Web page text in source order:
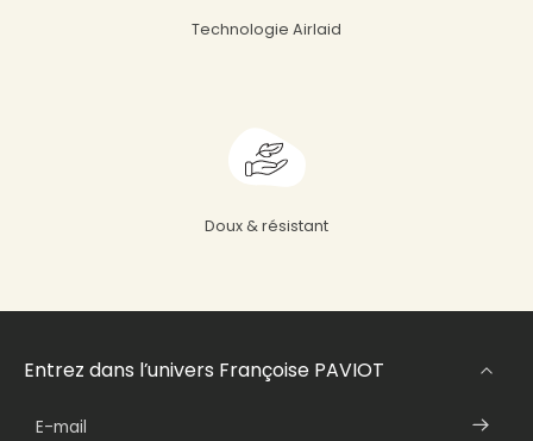
Technologie Airlaid
Doux & résistant
Entrez dans l’univers Françoise PAVIOT
E-mail